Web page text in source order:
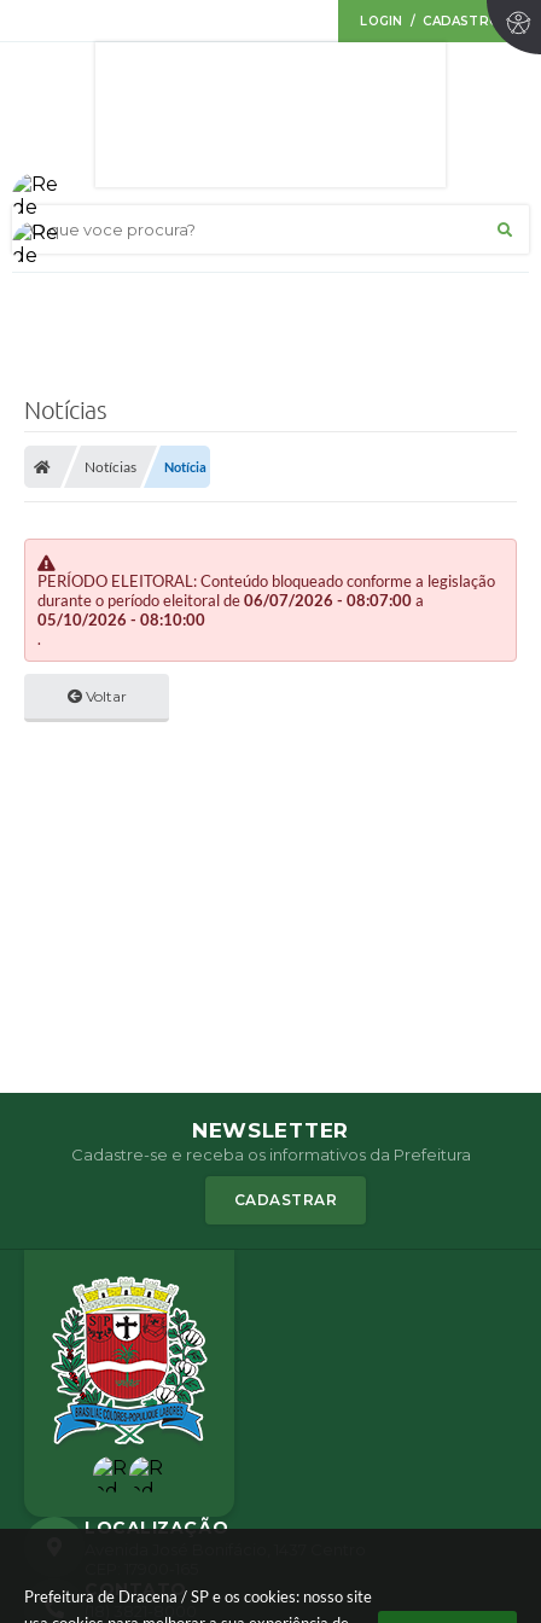
Prefeitura de Dracena / SP e os cookies: nosso site
LOGIN / CADASTRO
O que voce procura?
Notícias
Notícias Notícia
PERÍODO ELEITORAL: Conteúdo bloqueado conforme a legislação
durante o período eleitoral de06/07/2026 - 08:07:00a
05/10/2026 - 08:10:00
.
Voltar
NEWSLETTER
Cadastre-se e receba os informativos da Prefeitura
CADASTRAR
LOCALIZAÇÃO
CONTATO